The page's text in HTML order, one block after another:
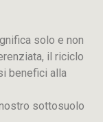
solo e non
il riciclo
benefici alla
sottosuolo